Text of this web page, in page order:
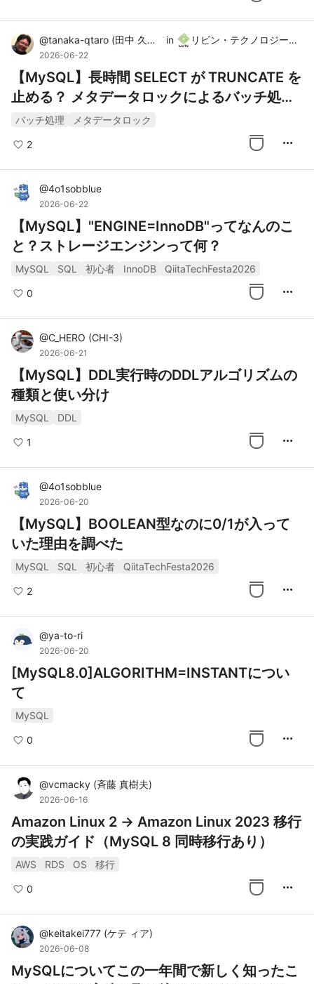
@tanaka-qtaro (田中 久太郎 )
in リビン・テクノロジーズ株式会社
2026-06-22
【MySQL】長時間 SELECT が TRUNCATE を
止める？ メタデータロックによるバッチ処理
遅延の罠と対策
バッチ処理 メタデータロック
2 more_horiz
@4o1sobblue
2026-06-22
【MySQL】"ENGINE=InnoDB"ってなんのこ
と？ストレージエンジンって何？
MySQL SQL 初心者 InnoDB QiitaTechFesta2026
0 more_horiz
@C_HERO (CHI-3)
2026-06-21
【MySQL】DDL実行時のDDLアルゴリズムの
種類と使い分け
MySQL DDL
1 more_horiz
@4o1sobblue
2026-06-20
【MySQL】BOOLEAN型なのに0/1が入って
いた理由を調べた
MySQL SQL 初心者 QiitaTechFesta2026
2 more_horiz
@ya-to-ri
2026-06-20
[MySQL8.0]ALGORITHM=INSTANTについ
て
MySQL
0 more_horiz
@vcmacky (斉藤 真樹夫)
2026-06-16
Amazon Linux 2 → Amazon Linux 2023 移行
の実践ガイド（MySQL 8 同時移行あり）
AWS RDS OS 移行
0 more_horiz
@keitakei777 (ケテ ィア)
2026-06-08
MySQLについてこの一年間で新しく知ったこ